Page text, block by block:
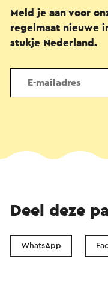
Meld je aan voor
regelmaat nieuwe
stukje Nederland.
Deel deze
WhatsApp